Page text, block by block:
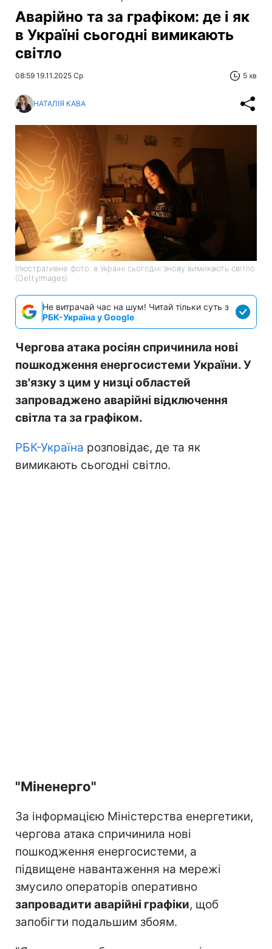
Аварійно та за графіком: де і як
в Україні сьогодні вимикають
світло
08:59 19.11.2025 Ср 5 хв
НАТАЛІЯ КАВА
Ілюстративне фото: в Україні сьогодні знову вимикають світло
(GettyImages)
Не витрачай час на шум! Читай тільки суть з
РБК-Україна у Google
Чергова атака росіян спричинила нові
пошкодження енергосистеми України. У
зв'язку з цим у низці областей
запроваджено аварійні відключення
світла та за графіком.
РБК-Україна розповідає, де та як
вимикають сьогодні світло.
"Міненерго"
За інформацією Міністерства енергетики,
чергова атака спричинила нові
пошкодження енергосистеми, а
підвищене навантаження на мережі
змусило операторів оперативно
запровадити аварійні графіки, щоб
запобігти подальшим збоям.